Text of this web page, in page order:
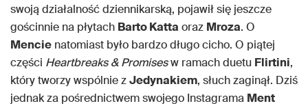
swoją działalność dziennikarską, pojawił się jeszcze
gościnnie na płytach Barto Katta oraz Mroza. O
Mencie natomiast było bardzo długo cicho. O piątej
części Heartbreaks & Promisesw ramach duetu Flirtini,
który tworzy wspólnie zJedynakiem, słuch zaginął. Dziś
jednak za pośrednictwem swojego Instagrama Ment